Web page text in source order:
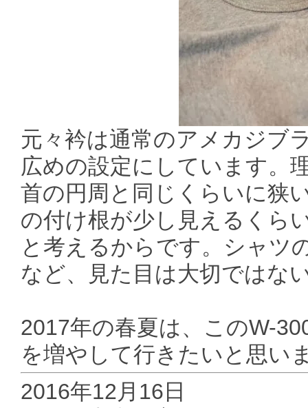
元々衿は通常のアメカジブ
広めの設定にしています。
首の円周と同じくらいに狭
の付け根が少し見えるくら
と考えるからです。シャツ
など、見た目は大切ではな
2017年の春夏は、このW-
を増やして行きたいと思い
2016年12月16日